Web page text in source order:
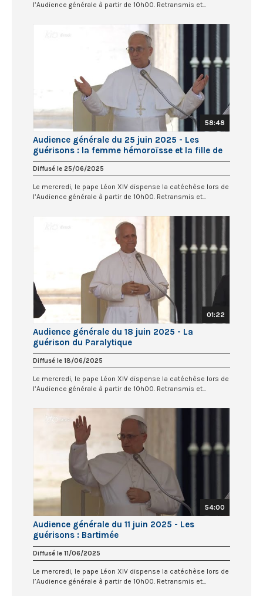
l’Audience générale à partir de 10h00. Retransmis et...
58:48
Audience générale du 25 juin 2025 - Les
guérisons : la femme hémoroïsse et la fille de
Jaïre
Diffusé le 25/06/2025
Le mercredi, le pape Léon XIV dispense la catéchèse lors de
l’Audience générale à partir de 10h00. Retransmis et...
01:22
Audience générale du 18 juin 2025 - La
guérison du Paralytique
Diffusé le 18/06/2025
Le mercredi, le pape Léon XIV dispense la catéchèse lors de
l’Audience générale à partir de 10h00. Retransmis et...
54:00
Audience générale du 11 juin 2025 - Les
guérisons : Bartimée
Diffusé le 11/06/2025
Le mercredi, le pape Léon XIV dispense la catéchèse lors de
l’Audience générale à partir de 10h00. Retransmis et...